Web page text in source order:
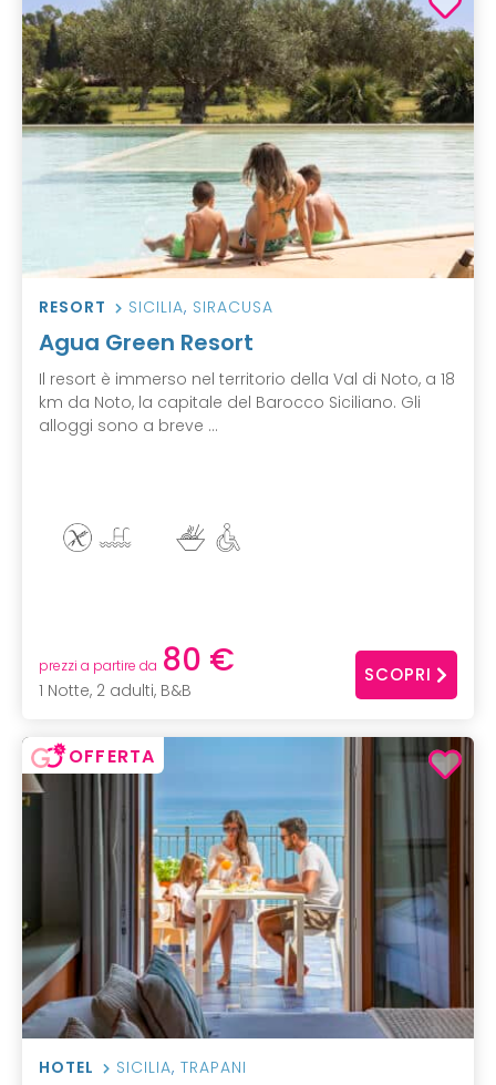
RESORT SICILIA, SIRACUSA
Agua Green Resort
Il resort è immerso nel territorio della Val di Noto, a 18
km da Noto, la capitale del Barocco Siciliano. Gli
alloggi sono a breve ...
prezzi a partire da 80 €
1 Notte, 2 adulti, B&B
SCOPRI
OFFERTA
HOTEL SICILIA, TRAPANI